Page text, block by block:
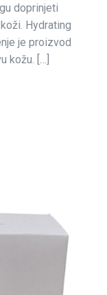
doprinjeti
Hydrating
je proizvod
kožu. […]